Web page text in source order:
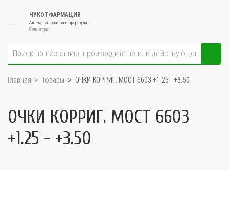
ЧУКОТФАРМАЦИЯ
Аптека, которая всегда рядом
Сеть аптек
Главная Товары ОЧКИ КОРРИГ. МОСТ 6603 +1.25 - +3.50
ОЧКИ КОРРИГ. МОСТ 6603
+1.25 - +3.50